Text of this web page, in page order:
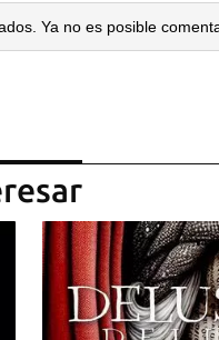
Ya no es posible